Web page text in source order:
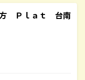
Ｐｌａｔ 台南